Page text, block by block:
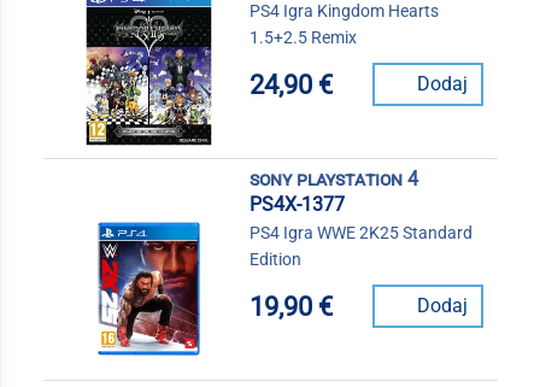
PS4 Igra Kingdom Hearts
1.5+2.5 Remix
24,90 € Dodaj
sony playstation 4
PS4X-1377
PS4 Igra WWE 2K25 Standard
Edition
19,90 € Dodaj